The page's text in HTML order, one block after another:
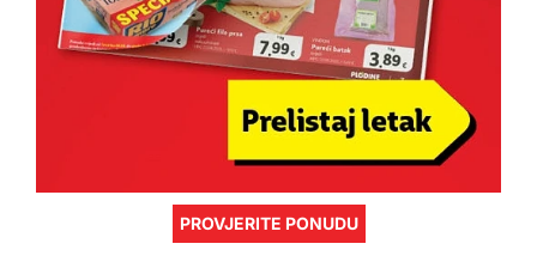
PROVJERITE PONUDU